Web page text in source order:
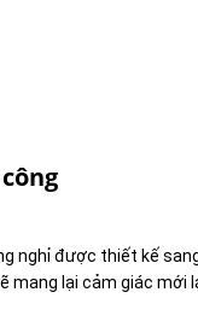
nghỉ được thiết kế
lại cảm giác mới